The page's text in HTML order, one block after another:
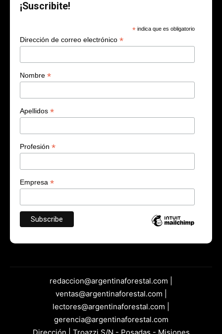
¡Suscribite!
* indica que es obligatorio
Dirección de correo electrónico *
Nombre *
Apellidos *
Profesión *
Empresa *
redaccion@argentinaforestal.com |
ventas@argentinaforestal.com |
lectores@argentinaforestal.com |
gerencia@argentinaforestal.com